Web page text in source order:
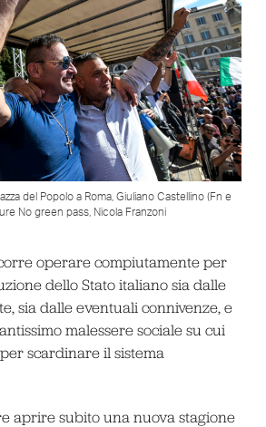
del Popolo a Roma, Giuliano Castellino (Fn e
No green pass, Nicola Franzoni
operare compiutamente per
dello Stato italiano sia dalle
sia dalle eventuali connivenze, e
malessere sociale su cui
scardinare il sistema
aprire subito una nuova stagione